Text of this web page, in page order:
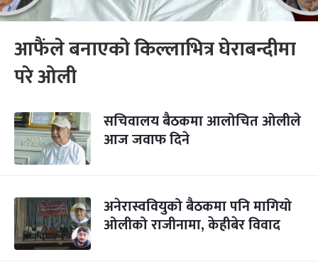
आफैंले बनाएको किल्लाभित्र घेराबन्दीमा
परे ओली
सचिवालय बैठकमा आलोचित ओलीले
आज जवाफ दिने
अनेरास्ववियुको बैठकमा पनि मागियो
ओलीको राजीनामा, केहीबेर विवाद